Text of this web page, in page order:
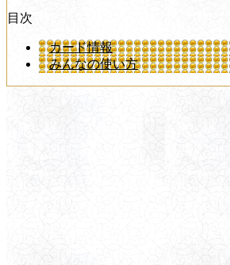
目次
カード情報
みんなの使い方